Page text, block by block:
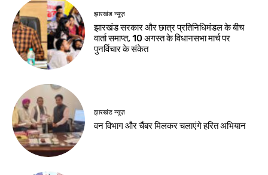
देश-विदेश
ईरान के केशम द्वीप के
पास धमाकों से बढ़ा तनाव,
बढ़ी चिंता
Birsa Bhumi Live
August 7, 2026
देश-विदेश
प्रधानमंत्री मोदी ने साझा